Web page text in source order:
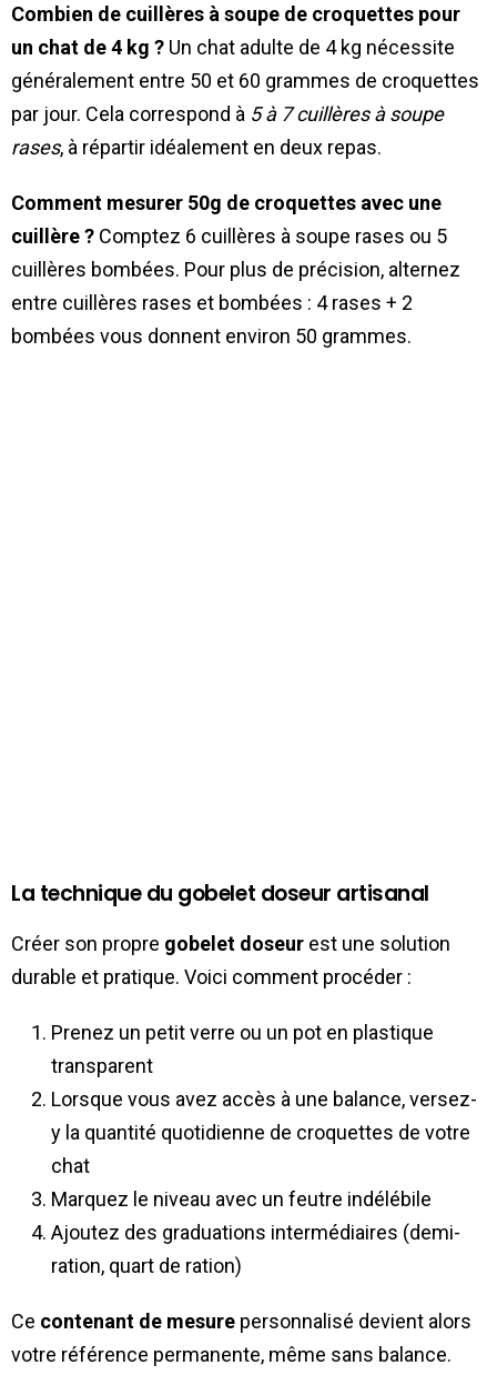
Combien de cuillères à soupe de croquettes pour
un chat de 4 kg ? Un chat adulte de 4 kg nécessite
généralement entre 50 et 60 grammes de croquettes
par jour. Cela correspond à 5 à 7 cuillères à soupe
rases, à répartir idéalement en deux repas.
Comment mesurer 50g de croquettes avec une
cuillère ? Comptez 6 cuillères à soupe rases ou 5
cuillères bombées. Pour plus de précision, alternez
entre cuillères rases et bombées : 4 rases + 2
bombées vous donnent environ 50 grammes.
La technique du gobelet doseur artisanal
Créer son propre gobelet doseur est une solution
durable et pratique. Voici comment procéder :
Prenez un petit verre ou un pot en plastique
transparent
Lorsque vous avez accès à une balance, versez-
y la quantité quotidienne de croquettes de votre
chat
Marquez le niveau avec un feutre indélébile
Ajoutez des graduations intermédiaires (demi-
ration, quart de ration)
Ce contenant de mesure personnalisé devient alors
votre référence permanente, même sans balance.